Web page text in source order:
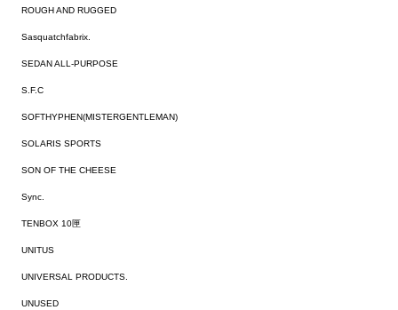
ROUGH AND RUGGED
Sasquatchfabrix.
SEDAN ALL-PURPOSE
S.F.C
SOFTHYPHEN(MISTERGENTLEMAN)
SOLARIS SPORTS
SON OF THE CHEESE
Sync.
TENBOX 10匣
UNITUS
UNIVERSAL PRODUCTS.
UNUSED